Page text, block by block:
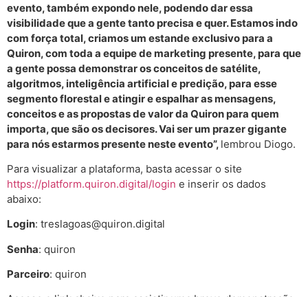
evento, também expondo nele, podendo dar essa
visibilidade que a gente tanto precisa e quer. Estamos indo
com força total, criamos um estande exclusivo para a
Quiron, com toda a equipe de marketing presente, para que
a gente possa demonstrar os conceitos de satélite,
algoritmos, inteligência artificial e predição, para esse
segmento florestal e atingir e espalhar as mensagens,
conceitos e as propostas de valor da Quiron para quem
importa, que são os decisores. Vai ser um prazer gigante
para nós estarmos presente neste evento”, lembrou Diogo.
Para visualizar a plataforma, basta acessar o site
https://platform.quiron.digital/login e inserir os dados
abaixo:
Login: treslagoas@quiron.digital
Senha: quiron
Parceiro: quiron